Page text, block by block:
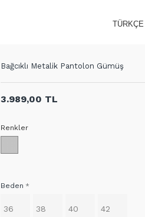
TÜRKÇE
Bağcıklı Metalik Pantolon Gümüş
3.989,00 TL
Beden
36 38 40 42
Renkler